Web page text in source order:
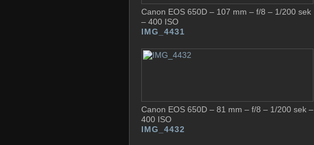
Canon EOS 650D – 107 mm – f/8 – 1/200 sek
– 400 ISO
IMG_4431
Canon EOS 650D – 81 mm – f/8 – 1/200 sek –
400 ISO
IMG_4432